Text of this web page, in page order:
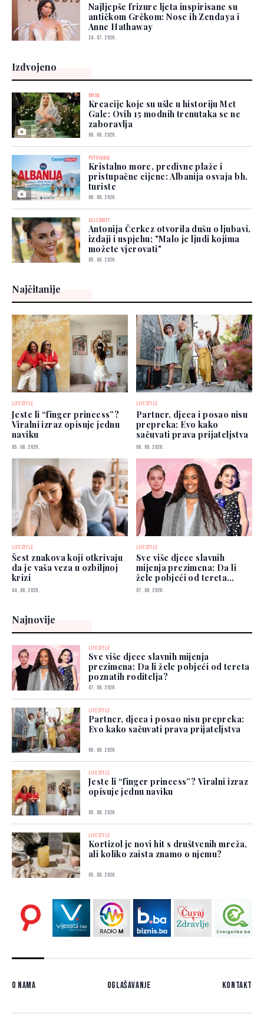
Najljepše frizure ljeta inspirisane su
antičkom Grčkom: Nose ih Zendaya i
Anne Hathaway
24. 07. 2026.
Izdvojeno
MODA
Kreacije koje su ušle u historiju Met
Gale: Ovih 15 modnih trenutaka se ne
zaboravlja
06. 08. 2026.
PUTOVANJA
Kristalno more, predivne plaže i
pristupačne cijene: Albanija osvaja bh.
turiste
06. 08. 2026.
CELEBRITY
Antonija Čerkez otvorila dušu o ljubavi,
izdaji i uspjehu: "Malo je ljudi kojima
možete vjerovati"
05. 08. 2026.
Najčitanije
LIFESTYLE
Jeste li “finger princess”?
Viralni izraz opisuje jednu
naviku
05. 08. 2026.
LIFESTYLE
Partner, djeca i posao nisu
prepreka: Evo kako
sačuvati prava prijateljstva
06. 08. 2026.
LIFESTYLE
Šest znakova koji otkrivaju
da je vaša veza u ozbiljnoj
krizi
04. 08. 2026.
LIFESTYLE
Sve više djece slavnih
mijenja prezimena: Da li
žele pobjeći od tereta
poznatih roditelja?
07. 08. 2026.
Najnovije
LIFESTYLE
Sve više djece slavnih mijenja
prezimena: Da li žele pobjeći od tereta
poznatih roditelja?
07. 08. 2026.
LIFESTYLE
Partner, djeca i posao nisu prepreka:
Evo kako sačuvati prava prijateljstva
06. 08. 2026.
LIFESTYLE
Jeste li “finger princess”? Viralni izraz
opisuje jednu naviku
05. 08. 2026.
LIFESTYLE
Kortizol je novi hit s društvenih mreža,
ali koliko zaista znamo o njemu?
05. 08. 2026.
O nama Oglašavanje Kontakt